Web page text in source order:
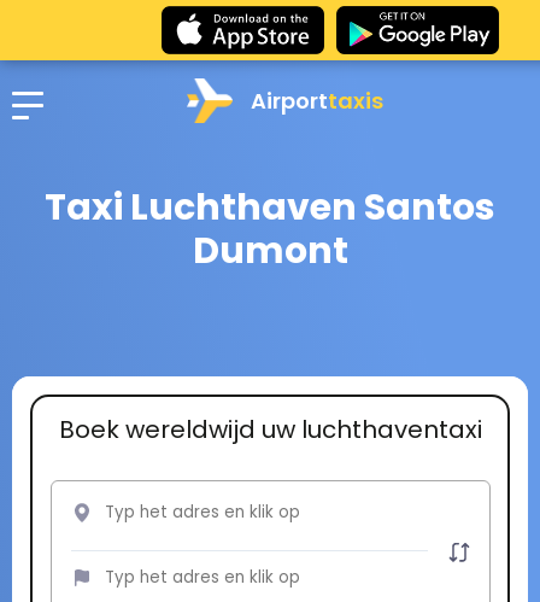
Airporttaxis
Taxi Luchthaven Santos
Dumont
Boek wereldwijd uw luchthaventaxi